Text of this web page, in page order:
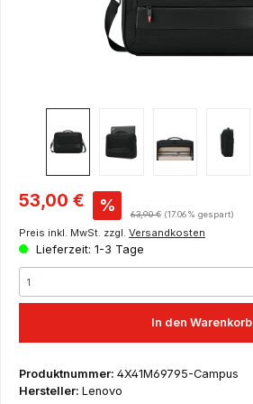
Verkaufspreis:
53,00 € % Regulärer Preis:
63,90 € (17.06% gespart)
Preis inkl. MwSt. zzgl. Versandkosten
Lieferzeit: 1-3 Tage
In den Warenkorb
Produktnummer: 4X41M69795-Campus
Hersteller: Lenovo